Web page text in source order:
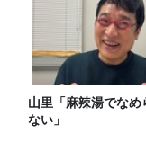
山里「麻辣湯でなめ
ない」